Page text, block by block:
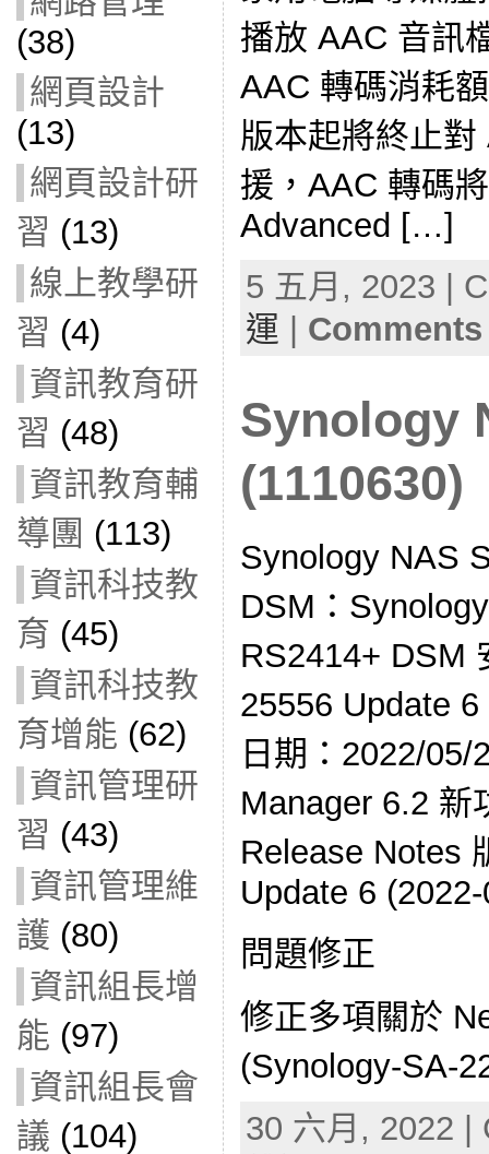
(38)
網頁設計
(13)
網頁設計研
習 (13)
線上教學研
習 (4)
資訊教育研
習 (48)
資訊教育輔
導團 (113)
資訊科技教
育 (45)
資訊科技教
育增能 (62)
資訊管理研
習 (43)
資訊管理維
護 (80)
資訊組長增
能 (97)
資訊組長會
議 (104)
播放 AAC 音訊
AAC 轉碼消耗
版本起將終止
援，AAC 轉碼
Advanced […]
5 五月, 2023 |
運
Synology
(1110630)
Synology NAS
DSM：
RS2414+ DSM
25556 Update
日期：2022/
Manager 6.2 新
Release Notes
Update 6
問題修正
修正多項關於
(Synology-SA-
30 六月, 2022